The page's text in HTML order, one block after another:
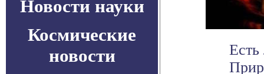
Новости науки
Космические
новости
Есть